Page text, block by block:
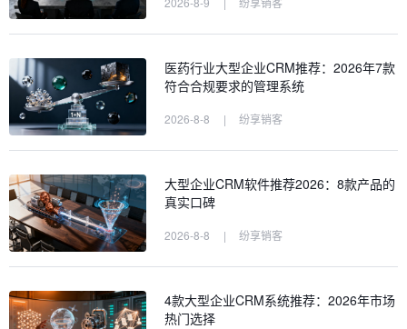
医药行业大型企业CRM推荐：2026年7款
符合合规要求的管理系统
2026-8-8 | 纷享销客
大型企业CRM软件推荐2026：8款产品的
真实口碑
2026-8-8 | 纷享销客
4款大型企业CRM系统推荐：2026年市场
热门选择